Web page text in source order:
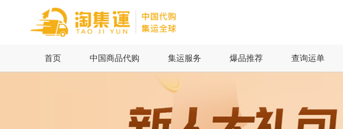
首页 中国商品代购 集运服务 爆品推荐 查询运单